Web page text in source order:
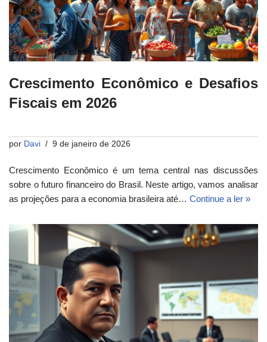
Crescimento Econômico e Desafios
Fiscais em 2026
por Davi 9 de janeiro de 2026
Crescimento Econômico é um tema central nas discussões
sobre o futuro financeiro do Brasil. Neste artigo, vamos analisar
as projeções para a economia brasileira até… Continue a ler »